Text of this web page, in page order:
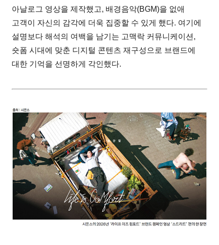
아날로그 영상을 제작했고, 배경음악(BGM)을 없애
고객이 자신의 감각에 더욱 집중할 수 있게 했다. 여기에
설명보다 해석의 여백을 남기는 고맥락 커뮤니케이션,
숏폼 시대에 맞춘 디지털 콘텐츠 재구성으로 브랜드에
대한 기억을 선명하게 각인했다.